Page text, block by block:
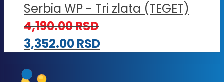
Serbia WP - Tri zlata (TEGET)
4,190.00RSD
3,352.00RSD